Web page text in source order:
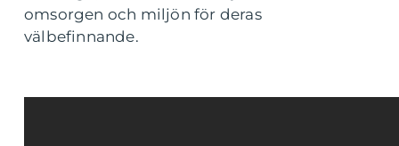
omsorgen och miljön för deras
välbefinnande.